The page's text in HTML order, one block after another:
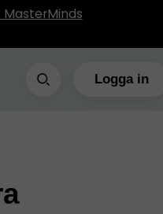
MasterMinds
Logga in